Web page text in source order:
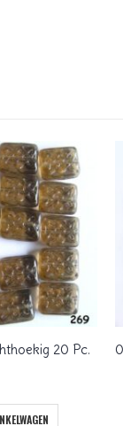
20 Pc.